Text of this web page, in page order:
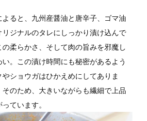
ると、九州産醤油と唐辛子、ゴマ油
リジナルのタレにしっかり漬け込んで
柔らかさ、そして肉の旨みを邪魔し
。この漬け時間にも秘密があるよう
ショウガはひかえめにしてありま
のため、大きいながらも繊細で上品
ています。